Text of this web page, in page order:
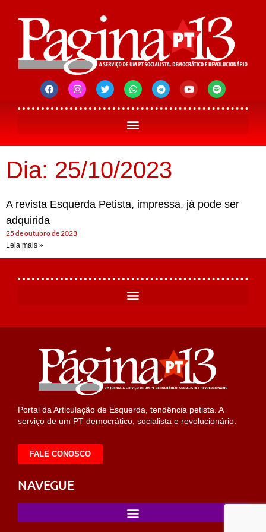
Dia: 25/10/2023
A revista Esquerda Petista, impressa, já pode ser
adquirida
25 de outubro de 2023
Leia mais »
Portal da Articulação de Esquerda, tendência petista. A
serviço de um PT democrático, socialista e revolucionário.
FALE CONOSCO
NAVEGUE